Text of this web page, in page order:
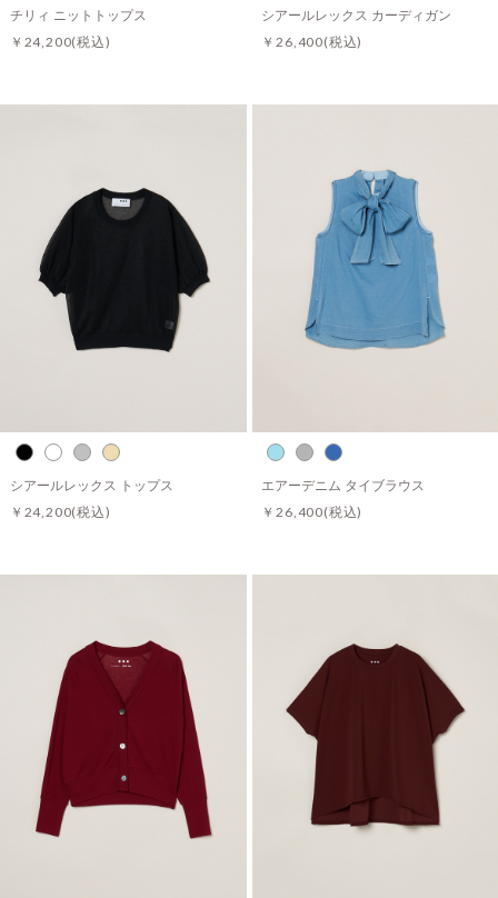
チリィ ニットトップス
￥24,200(税込)
シアールレックス カーディガン
￥26,400(税込)
シアールレックス トップス
￥24,200(税込)
エアーデニム タイブラウス
￥26,400(税込)